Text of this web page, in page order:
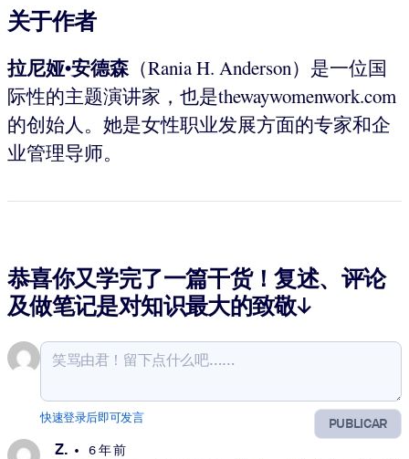
关于作者
拉尼娅•安德森（Rania H. Anderson）是一位国
际性的主题演讲家，也是thewaywomenwork.com
的创始人。她是女性职业发展方面的专家和企
业管理导师。
恭喜你又学完了一篇干货！复述、评论
及做笔记是对知识最大的致敬↓
PUBLICAR
快速登录后即可发言
Z. 6 年 前